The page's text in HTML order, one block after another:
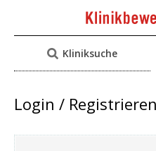
Kliniksuche
Login / Registrieren